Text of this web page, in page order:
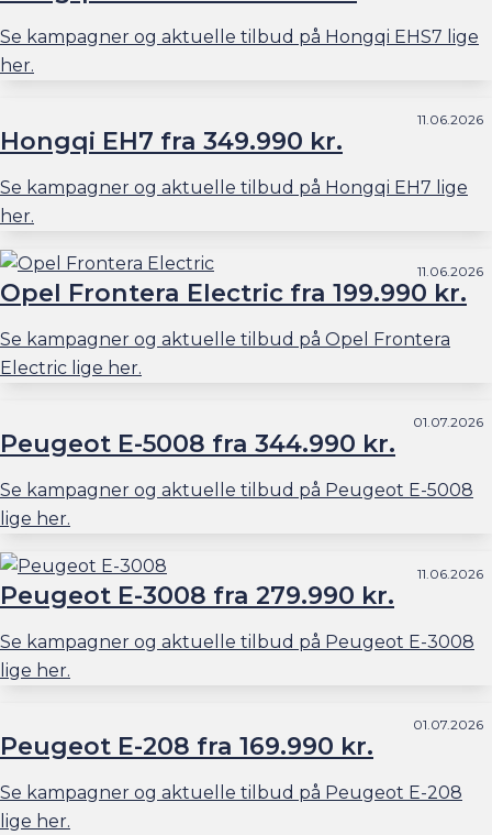
Se kampagner og aktuelle tilbud på Hongqi EHS7 lige
her.
11.06.2026
Hongqi EH7 fra 349.990 kr.
Se kampagner og aktuelle tilbud på Hongqi EH7 lige
her.
11.06.2026
Opel Frontera Electric fra 199.990 kr.
Se kampagner og aktuelle tilbud på Opel Frontera
Electric lige her.
01.07.2026
Peugeot E-5008 fra 344.990 kr.
Se kampagner og aktuelle tilbud på Peugeot E-5008
lige her.
11.06.2026
Peugeot E-3008 fra 279.990 kr.
Se kampagner og aktuelle tilbud på Peugeot E-3008
lige her.
01.07.2026
Peugeot E-208 fra 169.990 kr.
Se kampagner og aktuelle tilbud på Peugeot E-208
lige her.